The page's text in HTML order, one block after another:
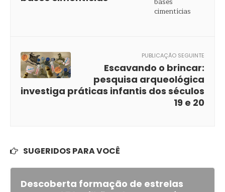
PUBLICAÇÃO SEGUINTE
Escavando o brincar:
pesquisa arqueológica
investiga práticas infantis dos séculos
19 e 20
SUGERIDOS PARA VOCÊ
Descoberta formação de estrelas